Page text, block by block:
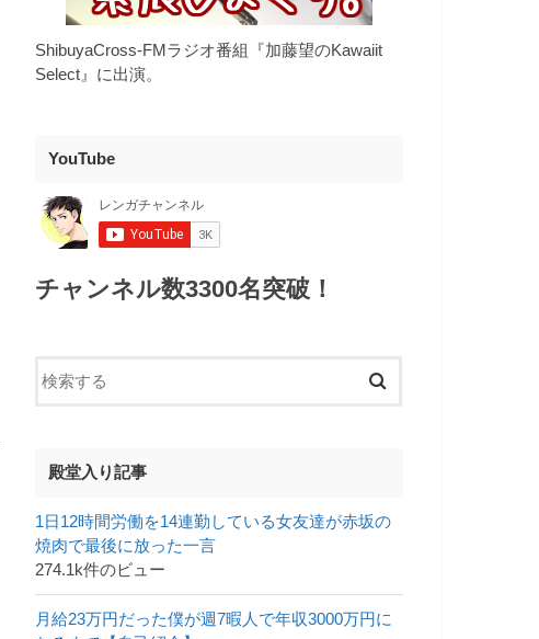
ShibuyaCross-FMラジオ番組『加藤望のKawaiit
Select』に出演。
YouTube
チャンネル数3300名突破！
殿堂入り記事
1日12時間労働を14連勤している女友達が赤坂の
焼肉で最後に放った一言
274.1k件のビュー
月給23万円だった僕が週7暇人で年収3000万円に